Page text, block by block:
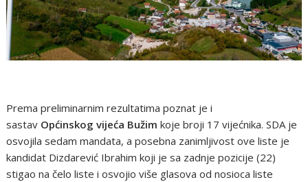
Prema preliminarnim rezultatima poznat je i
sastav Općinskog vijeća Bužim koje broji 17 vijećnika. SDA je
osvojila sedam mandata, a posebna zanimljivost ove liste je
kandidat Dizdarević Ibrahim koji je sa zadnje pozicije (22)
stigao na čelo liste i osvojio više glasova od nosioca liste